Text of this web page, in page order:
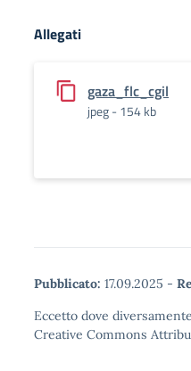
Allegati
gaza_flc_cgil
jpeg - 154 kb
Pubblicato: 17.09.2025 -
Eccetto dove
Creative Commons